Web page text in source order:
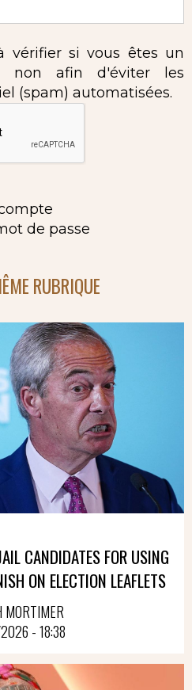
vérifier si vous êtes un
non afin d'éviter les
(spam) automatisées.
de passe
RUBRIQUE
CANDIDATES FOR USING
ON ELECTION LEAFLETS
MORTIMER
- 18:38